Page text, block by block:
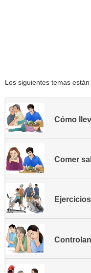
Los siguientes temas
Cómo
Comer